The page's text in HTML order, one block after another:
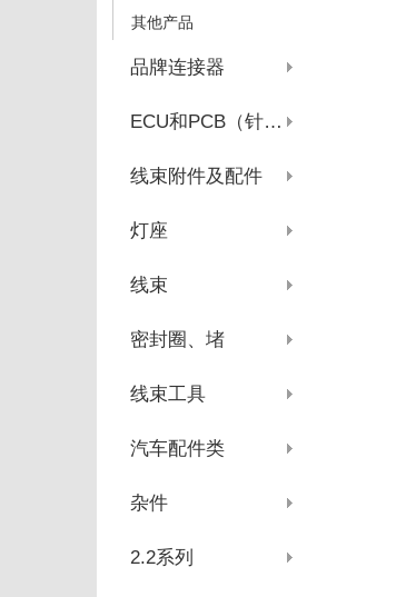
其他产品
品牌连接器
ECU和PCB（针座系列）
线束附件及配件
灯座
线束
密封圈、堵
线束工具
汽车配件类
杂件
2.2系列